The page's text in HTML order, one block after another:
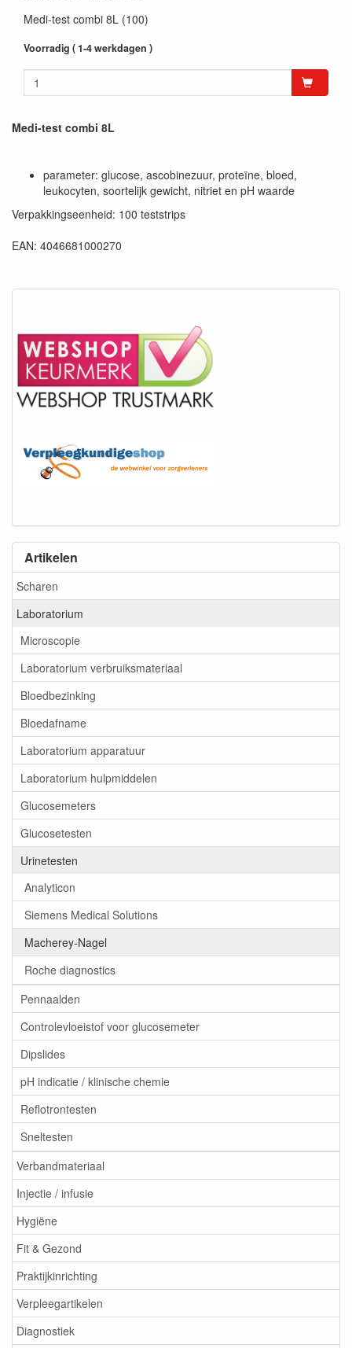
Artikelen
Scharen
Laboratorium
Microscopie
Laboratorium verbruiksmateriaal
Bloedbezinking
Bloedafname
Laboratorium apparatuur
Laboratorium hulpmiddelen
Glucosemeters
Glucosetesten
Urinetesten
Analyticon
Siemens Medical Solutions
Macherey-Nagel
Roche diagnostics
Pennaalden
Controlevloeistof voor glucosemeter
Dipslides
pH indicatie / klinische chemie
Reflotrontesten
Sneltesten
Verbandmateriaal
Injectie / infusie
Hygiëne
Fit & Gezond
Praktijkinrichting
Verpleegartikelen
Diagnostiek
Medi-test combi 8L (100)
Voorradig ( 1-4 werkdagen )
Medi-test combi 8L
parameter: glucose, ascobinezuur, proteïne, bloed,
leukocyten, soortelijk gewicht, nitriet en pH waarde
Verpakkingseenheid: 100 teststrips
EAN: 4046681000270